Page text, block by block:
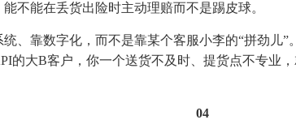
不能在丢货出险时主动理赔而不是踢皮球。
、靠数字化，而不是靠某个客服小李的“拼劲儿
的大B客户，你一个送货不及时、提货点不专业
04